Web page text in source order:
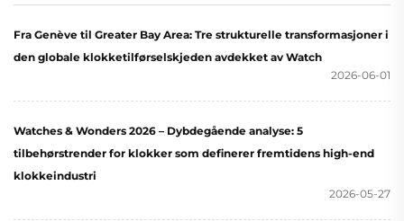
Fra Genève til Greater Bay Area: Tre strukturelle transformasjoner i
den globale klokketilførselskjeden avdekket av Watch
2026-06-01
Watches & Wonders 2026 – Dybdegående analyse: 5
tilbehørstrender for klokker som definerer fremtidens high-end
klokkeindustri
2026-05-27